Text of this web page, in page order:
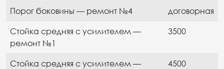
Порог боковины — ремонт №4
договорная
Стойка средняя с усилителем —
ремонт №1
3500
Стойка средняя с усилителем —
4500